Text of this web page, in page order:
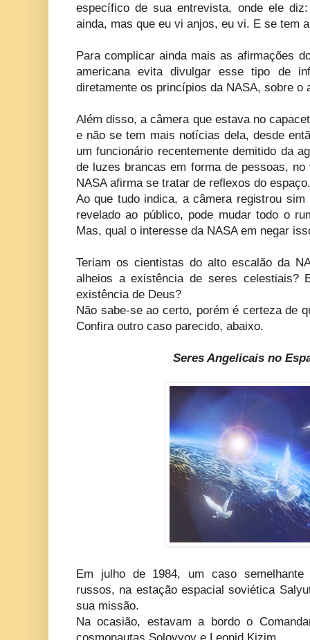
específico de sua entrevista, onde ele
ainda, mas que eu vi anjos, eu vi. E se tem
Para complicar ainda mais as afirmações
americana evita divulgar esse tipo de
diretamente os princípios da NASA, sobre o
Além disso, a câmera que estava no
e não se tem mais notícias dela, desde
um funcionário recentemente demitido da
de luzes brancas em forma de pessoas,
NASA afirma se tratar de reflexos do espaço.
Ao que tudo indica, a câmera registrou
revelado ao público, pode mudar todo o
Mas, qual o interesse da NASA em negar
Teriam os cientistas do alto escalão da
alheios a existência de seres celestiais?
existência de Deus?
Não sabe-se ao certo, porém é certeza de
Confira outro caso parecido, abaixo.
Seres Angelicais no
Em julho de 1984, um caso semelhante
russos, na estação espacial soviética
sua missão.
Na ocasião, estavam a bordo o